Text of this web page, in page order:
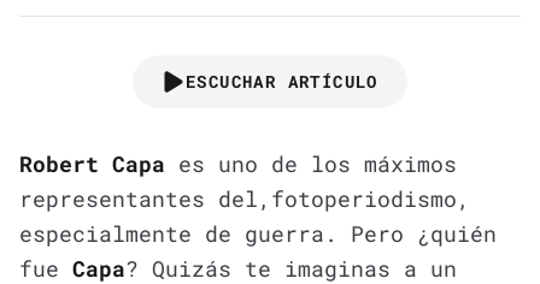
ESCUCHAR ARTÍCULO
Robert Capa es uno de los máximos
representantes del,fotoperiodismo,
especialmente de guerra. Pero ¿quién
fue Capa? Quizás te imaginas a un